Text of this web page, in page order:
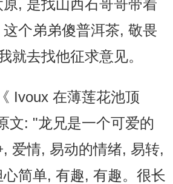
, 是找山西石哥哥带着
个弟弟傻普洱茶, 敬畏
就去找他征求意见。
Ivoux 在薄莲花池顶
文: "龙兄是一个可爱的
, 爱情, 易动的情绪, 易转,
简单, 有趣, 有趣。很长